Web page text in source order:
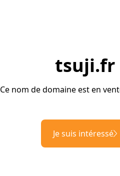
tsuji.fr
Ce nom de domaine est en
Je suis intéressé